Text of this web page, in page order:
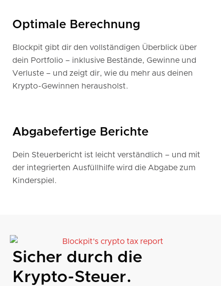
Optimale Berechnung
Blockpit gibt dir den vollständigen Überblick über
dein Portfolio – inklusive Bestände, Gewinne und
Verluste – und zeigt dir, wie du mehr aus deinen
Krypto-Gewinnen herausholst.
Abgabefertige Berichte
Dein Steuerbericht ist leicht verständlich – und mit
der integrierten Ausfüllhilfe wird die Abgabe zum
Kinderspiel.
Sicher durch die
Krypto-Steuer.